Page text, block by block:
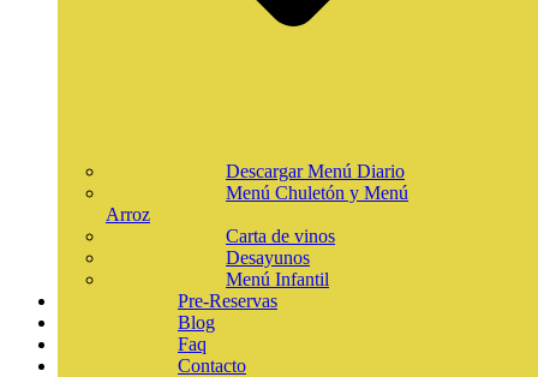
Descargar Menú Diario
Menú Chuletón y Menú
Arroz
Carta de vinos
Desayunos
Menú Infantil
Pre-Reservas
Blog
Faq
Contacto